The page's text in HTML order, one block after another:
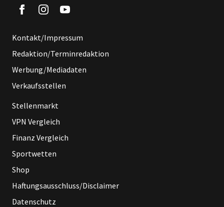
Kontakt/Impressum
Redaktion/Terminredaktion
Werbung/Mediadaten
Verkaufsstellen
Stellenmarkt
VPN Vergleich
Finanz Vergleich
Sportwetten
Shop
Haftungsausschluss/Disclaimer
Datenschutz